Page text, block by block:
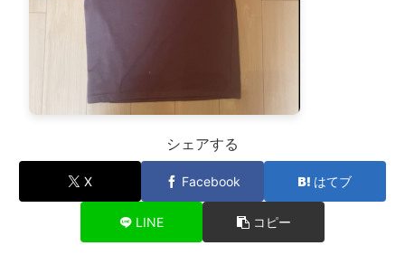
シェアする
X Facebook はてブ
LINE コピー